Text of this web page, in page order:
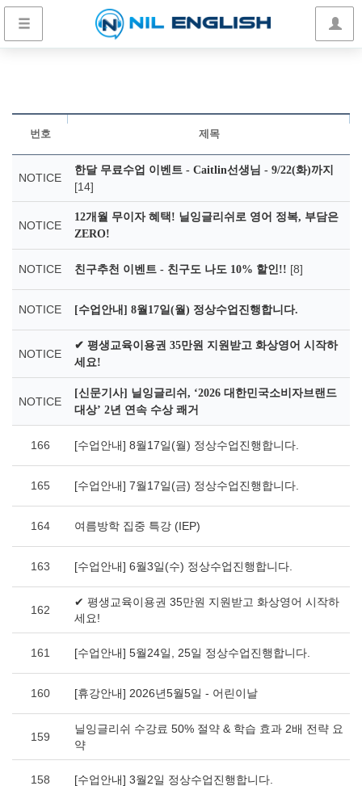
번호 제목
NOTICE
한달 무료수업 이벤트 - Caitlin선생님 - 9/22(화)까지
[14]
NOTICE
12개월 무이자 혜택! 닐잉글리쉬로 영어 정복, 부담은
ZERO!
NOTICE 친구추천 이벤트 - 친구도 나도 10% 할인!! [8]
NOTICE [수업안내] 8월17일(월) 정상수업진행합니다.
NOTICE
✔ 평생교육이용권 35만원 지원받고 화상영어 시작하
세요!
NOTICE
[신문기사] 닐잉글리쉬, ‘2026 대한민국소비자브랜드
대상’ 2년 연속 수상 쾌거
166 [수업안내] 8월17일(월) 정상수업진행합니다.
165 [수업안내] 7월17일(금) 정상수업진행합니다.
164 여름방학 집중 특강 (IEP)
163 [수업안내] 6월3일(수) 정상수업진행합니다.
162
✔ 평생교육이용권 35만원 지원받고 화상영어 시작하
세요!
161 [수업안내] 5월24일, 25일 정상수업진행합니다.
160 [휴강안내] 2026년5월5일 - 어린이날
159
닐잉글리쉬 수강료 50% 절약 & 학습 효과 2배 전략 요
약
158 [수업안내] 3월2일 정상수업진행합니다.